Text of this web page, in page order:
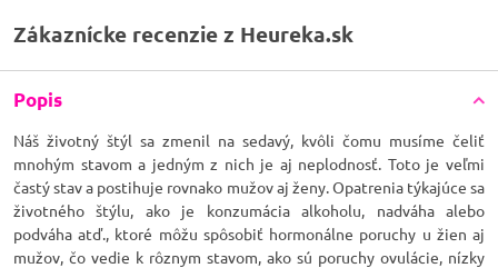
Zákaznícke recenzie z Heureka.sk
Popis
Náš životný štýl sa zmenil na sedavý, kvôli čomu musíme čeliť
mnohým stavom a jedným z nich je aj neplodnosť. Toto je veľmi
častý stav a postihuje rovnako mužov aj ženy. Opatrenia týkajúce sa
životného štýlu, ako je konzumácia alkoholu, nadváha alebo
podváha atď., ktoré môžu spôsobiť hormonálne poruchy u žien aj
mužov, čo vedie k rôznym stavom, ako sú poruchy ovulácie, nízky